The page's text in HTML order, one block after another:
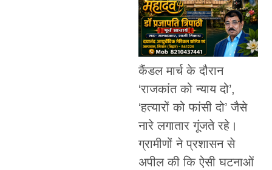
कैंडल मार्च के दौरान
‘राजकांत को न्याय दो’,
‘हत्यारों को फांसी दो’ जैसे
नारे लगातार गूंजते रहे।
ग्रामीणों ने प्रशासन से
अपील की कि ऐसी घटनाओं